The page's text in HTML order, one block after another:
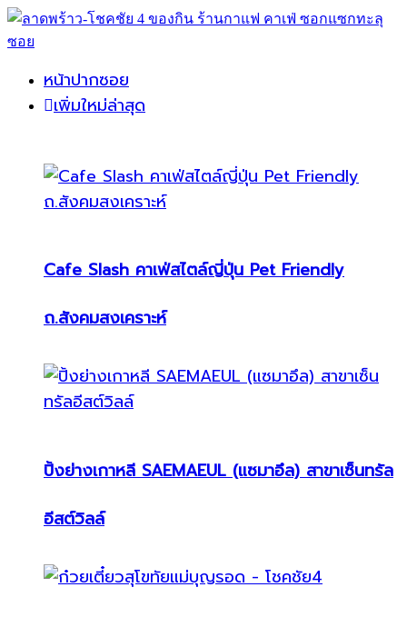
หน้าปากซอย
เพิ่มใหม่ล่าสุด
Cafe Slash คาเฟ่สไตล์ญี่ปุ่น Pet Friendly
ถ.สังคมสงเคราะห์
ปิ้งย่างเกาหลี SAEMAEUL (แซมาอึล) สาขาเซ็นทรัล
อีสต์วิลล์